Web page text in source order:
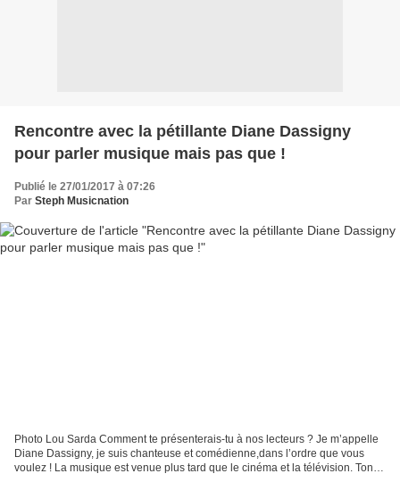
Rencontre avec la pétillante Diane Dassigny
pour parler musique mais pas que !
Publié le 27/01/2017 à 07:26
Par Steph Musicnation
Photo Lou Sarda Comment te présenterais-tu à nos lecteurs ? Je m’appelle
Diane Dassigny, je suis chanteuse et comédienne,dans l’ordre que vous
voulez ! La musique est venue plus tard que le cinéma et la télévision. Ton